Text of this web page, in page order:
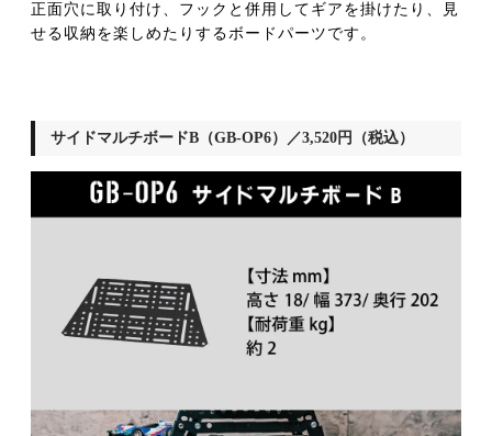
正面穴に取り付け、フックと併用してギアを掛けたり、見
せる収納を楽しめたりするボードパーツです。
サイドマルチボードB（GB-OP6）／3,520円（税込）